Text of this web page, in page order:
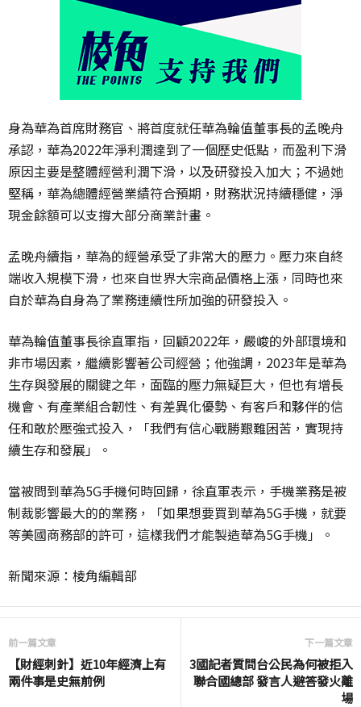
身為華為首席財務官、將首度就任華為輪值董事長的孟晚舟
承認，華為2022年淨利潤達到了一個歷史低點，而盈利下滑
原因主要是整體經營利潤下滑，以及研發投入加大；不過她
堅稱，華為總體經營業績符合預期，財務狀況持續穩健，淨
現金餘額可以支撐大部分商業計畫。
孟晚舟續指，華為的經營承受了非常大的壓力。壓力來自終
端收入規模下滑，也來自世界大宗商品價格上漲，同時也來
自於華為自身為了業務連續性所加強的研發投入。
華為輪值董事長徐直軍指，回顧2022年，嚴峻的外部環境和
非市場因素，繼續影響著公司經營；他強調，2023年是華為
生存與發展的關鍵之年，面臨的壓力無疑巨大，但也有增長
機會、有產業組合韌性、有差異化優勢、有客戶和夥伴的信
任和敢於壓強式投入，「我們有信心戰勝艱難困苦，實現持
續生存和發展」。
當被問到華為5G手機何時回歸，徐直軍表示，手機業務是被
制裁影響最大的的業務，「如果想要買到華為5G手機，就要
等美國商務部的許可，這樣我們才能製造華為5G手機」。
新聞來源：棱角編輯部
前一篇文章
【財經刺針】近10年經濟上有
兩件事是史無前例
下一篇文章
3國記者質問台公民為何被拒入
聯合國總部 發言人避答發火離
場